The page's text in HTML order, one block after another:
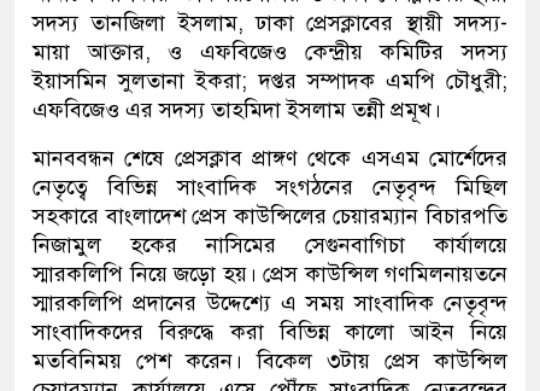
সদস্য তানজিলা ইসলাম, ঢাকা প্রেসক্লাবের স্থায়ী সদস্য-
মায়া আক্তার, ও এফবিজেও কেন্দ্রীয় কমিটির সদস্য
ইয়াসমিন সুলতানা ইকরা; দপ্তর সম্পাদক এমপি চৌধুরী;
এফবিজেও এর সদস্য তাহমিদা ইসলাম তন্নী প্রমূখ।
মানববন্ধন শেষে প্রেসক্লাব প্রাঙ্গণ থেকে এসএম মোর্শেদের
নেতৃত্বে বিভিন্ন সাংবাদিক সংগঠনের নেতৃবৃন্দ মিছিল
সহকারে বাংলাদেশ প্রেস কাউন্সিলের চেয়ারম্যান বিচারপতি
নিজামুল হকের নাসিমের সেগুনবাগিচা কার্যালয়ে
স্মারকলিপি নিয়ে জড়ো হয়। প্রেস কাউন্সিল গণমিলনায়তনে
স্মারকলিপি প্রদানের উদ্দেশ্যে এ সময় সাংবাদিক নেতৃবৃন্দ
সাংবাদিকদের বিরুদ্ধে করা বিভিন্ন কালো আইন নিয়ে
মতবিনিময় পেশ করেন। বিকেল ৩টায় প্রেস কাউন্সিল